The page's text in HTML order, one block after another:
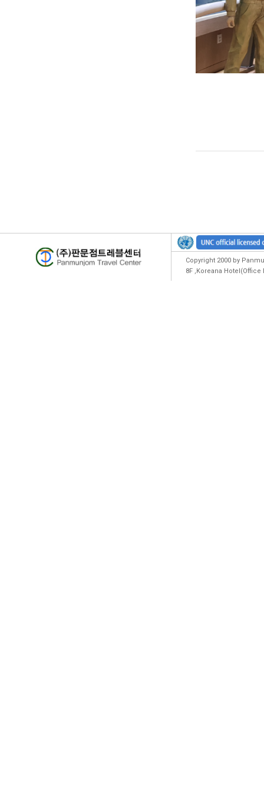
Copyright 2000 by
8F ,Koreana